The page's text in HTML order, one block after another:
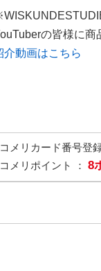
の皆様に商
介動画はこちら
コメリカード番号登
コメリポイント ： 8